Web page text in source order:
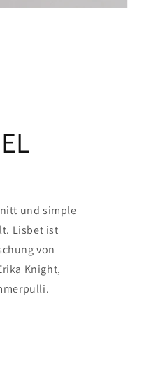
und simple
Lisbet ist
von
Knight,